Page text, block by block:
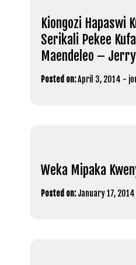
Kiongozi Hapaswi
Serikali Pekee
Maendeleo –
Posted on:April 3, 2014 -
Weka Mipaka
Posted on: January 17, 2014